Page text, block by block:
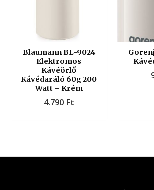
Blaumann BL-9024
Elektromos
Kávéörlő
Kávédaráló 60g 200
Watt – Krém
4.790 Ft